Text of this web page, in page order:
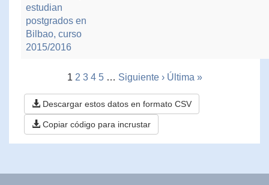
estudian
postgrados en
Bilbao, curso
2015/2016
1 2 3 4 5 … Siguiente › Última »
Descargar estos datos en formato CSV
Copiar código para incrustar